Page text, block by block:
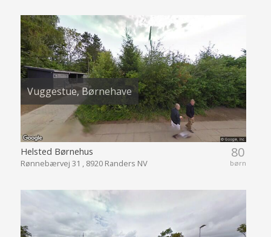
Vuggestue, Børnehave
80
børn
Helsted Børnehus
Rønnebærvej 31 , 8920 Randers NV